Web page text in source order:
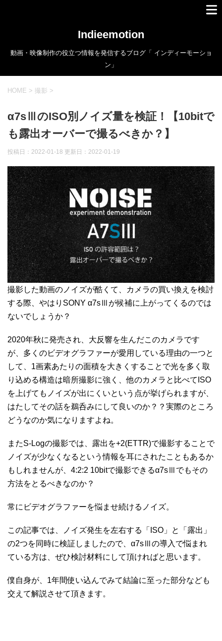
Indieemotion
動画・映像制作の役立つ情報を発信するブログ「 インディーモーショ
ン」
HOME > 撮影 >
α7sⅢのISO別ノイズ量を検証！【10bitで
も露出オーバーで撮るべきか？】
投稿日：2022-01-18 更新日： 2022-01-19
撮影した動画のノイズが酷くて、カメラの買い換えを検討
する際、やはりSONY α7sⅢが候補に上がってくるのでは
ないでしょうか？
2020年秋に発売され、大反響を生んだこのカメラです
が、多くのビデオグラファーが愛用している理由の一つと
して、1画素あたりの面積を大きくすることで光を多く取
り込める構造は暗所撮影に強く、他のカメラと比べてISO
を上げてもノイズが出にくいという点が挙げられますが、
はたしてその話を鵜呑みにして良いのか？？実際のところ
どうなのか気になりますよね。
またS-Logの撮影では、露出を+2(ETTR)で撮影することで
ノイズが少なくなるという情報を耳にされたこともあるか
もしれませんが、4:2:2 10bitで撮影できるα7sⅢでもその
方法をとるべきなのか？
常にビデオグラファーを悩ませ続けるノイズ。
この記事では、ノイズ発生を左右する「ISO」と「露出」
の2つを同時に検証しましたので、α7sⅢの導入で悩まれ
ている方は、ぜひ検討材料にして頂ければと思います。
僕自身が、1年間使い込んでみて結論に至った部分なども
交えて解説させて頂きます。